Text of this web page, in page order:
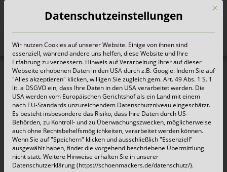
Heute für morgen sorgen
Vielen Dank!
Ihr Formular wurde erfolgreich verschickt.
Mit
Datenschutzeinstellungen
Wir nutzen Cookies auf unserer Website. Einige von ihnen sind
essenziell, während andere uns helfen, diese Website und Ihre
Erfahrung zu verbessern. Hinweis auf Verarbeitung Ihrer auf dieser
Webseite erhobenen Daten in den USA durch z.B. Google: Indem Sie auf
"Alles akzeptieren" klicken, willigen Sie zugleich gem. Art. 49 Abs. 1 S. 1
lit. a DSGVO ein, dass Ihre Daten in den USA verarbeitet werden. Die
USA werden vom Europäischen Gerichtshof als ein Land mit einem
nach EU-Standards unzureichendem Datenschutzniveau eingeschätzt.
Es besteht insbesondere das Risiko, dass Ihre Daten durch US-
Behörden, zu Kontroll- und zu Überwachungszwecken, möglicherweise
auch ohne Rechtsbehelfsmöglichkeiten, verarbeitet werden können.
Wenn Sie auf "Speichern" klicken und ausschließlich "Essenziell"
ausgewählt haben, findet die vorgehend beschriebene Übermittlung
nicht statt. Weitere Hinweise erhalten Sie in unserer
Datenschutzerklärung (https://schoenmackers.de/datenschutz/).